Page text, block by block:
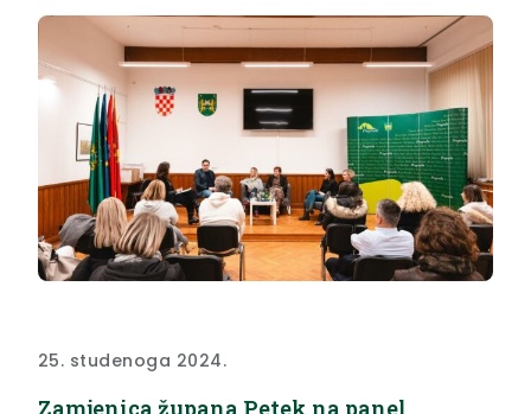
25. studenoga 2024.
Zamjenica župana Petek na panel